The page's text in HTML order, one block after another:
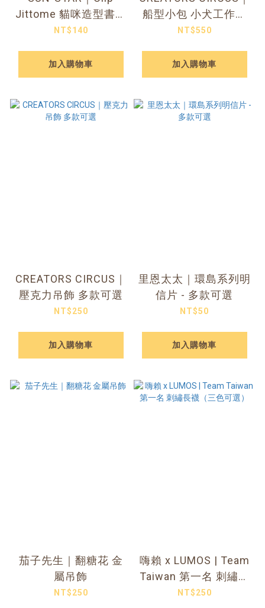
Jittome 貓咪造型書夾
六款
NT$140
加入購物車
船型小包 小犬工作室
款
NT$550
加入購物車
CREATORS CIRCUS｜
壓克力吊飾 多款可選
NT$250
加入購物車
里恩太太｜環島系列明
信片 - 多款可選
NT$50
加入購物車
茄子先生｜翻糖花 金
屬吊飾
NT$250
嗨賴 x LUMOS | Team
Taiwan 第一名 刺繡長
襪（三色可選）
NT$250